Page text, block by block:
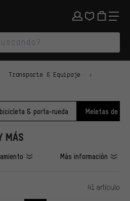
de inicio
Transporte & Equipaje
& porta-rueda Meletas de
MÁS
Más información
41 artículo